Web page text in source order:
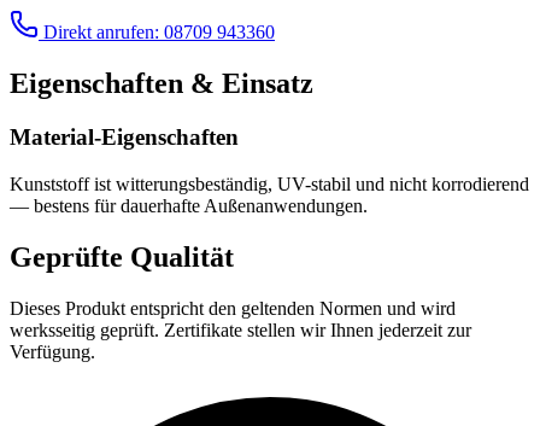
Direkt anrufen: 08709 943360
Eigenschaften & Einsatz
Material-Eigenschaften
Kunststoff ist witterungsbeständig, UV-stabil und nicht korrodierend
— bestens für dauerhafte Außenanwendungen.
Geprüfte Qualität
Dieses Produkt entspricht den geltenden Normen und wird
werksseitig geprüft. Zertifikate stellen wir Ihnen jederzeit zur
Verfügung.